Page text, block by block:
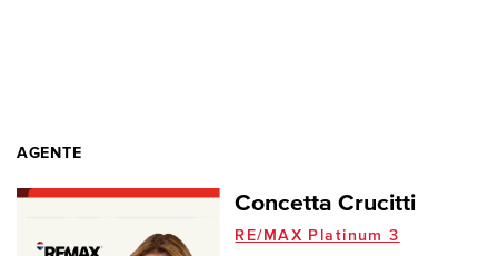
AGENTE
Concetta Crucitti
RE/MAX Platinum 3